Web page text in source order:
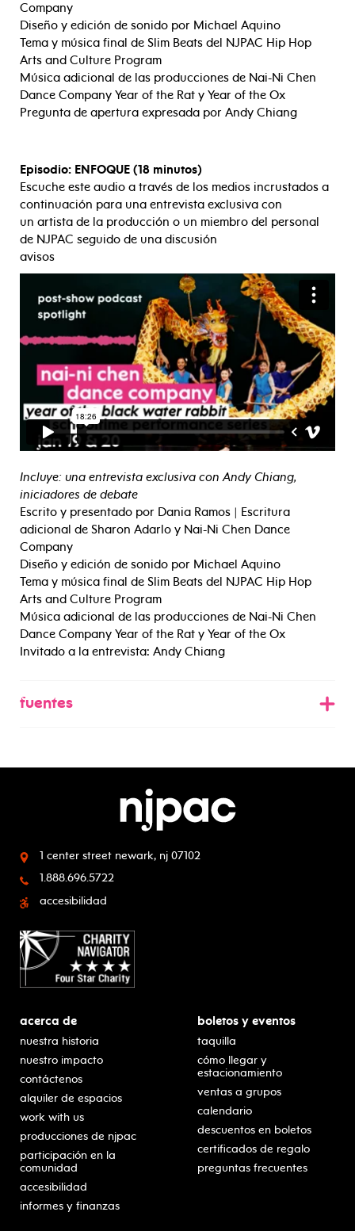
Company
Diseño y edición de sonido por Michael Aquino
Tema y música final de Slim Beats del NJPAC Hip Hop
Arts and Culture Program
Música adicional de las producciones de Nai-Ni Chen
Dance Company Year of the Rat y Year of the Ox
Pregunta de apertura expresada por Andy Chiang
Episodio: ENFOQUE (18 minutos)
Escuche este audio a través de los medios incrustados a
continuación para una entrevista exclusiva con
un artista de la producción o un miembro del personal
de NJPAC seguido de una discusión
avisos
Incluye: una entrevista exclusiva con Andy Chiang,
iniciadores de debate
Escrito y presentado por Dania Ramos | Escritura
adicional de Sharon Adarlo y Nai-Ni Chen Dance
Company
Diseño y edición de sonido por Michael Aquino
Tema y música final de Slim Beats del NJPAC Hip Hop
Arts and Culture Program
Música adicional de las producciones de Nai-Ni Chen
Dance Company Year of the Rat y Year of the Ox
Invitado a la entrevista: Andy Chiang
fuentes
1 center street newark, nj 07102
1.888.696.5722
accesibilidad
acerca de
nuestra historia
nuestro impacto
contáctenos
alquiler de espacios
work with us
producciones de njpac
participación en la
comunidad
accesibilidad
informes y finanzas
boletos y eventos
taquilla
cómo llegar y
estacionamiento
ventas a grupos
calendario
descuentos en boletos
certificados de regalo
preguntas frecuentes